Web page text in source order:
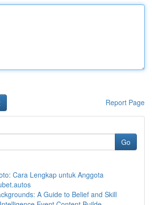
Report Page
Go
Cara Lengkap untuk Anggota
A Guide to Belief and Skill